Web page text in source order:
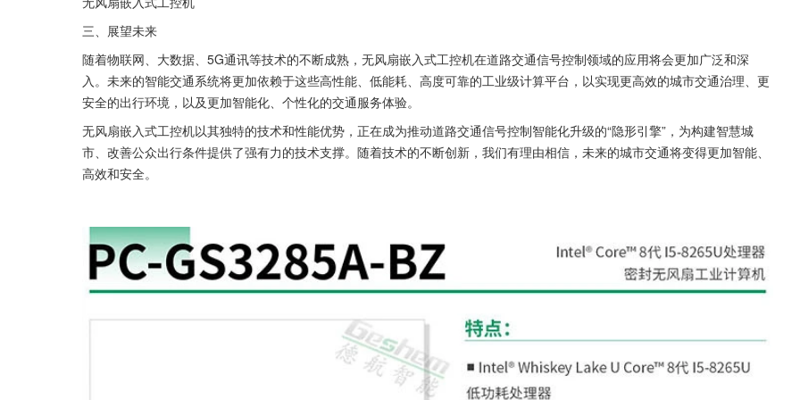
三、展望未来
随着物联网、大数据、5G通讯等技术的不断成熟，无风扇嵌入式工控机在道路交通信号控制领域的应用将会更加广泛和深
入。未来的智能交通系统将更加依赖于这些高性能、低能耗、高度可靠的工业级计算平台，以实现更高效的城市交通治理、更
安全的出行环境，以及更加智能化、个性化的交通服务体验。
无风扇嵌入式工控机以其独特的技术和性能优势，正在成为推动道路交通信号控制智能化升级的“隐形引擎”，为构建智慧城
市、改善公众出行条件提供了强有力的技术支撑。随着技术的不断创新，我们有理由相信，未来的城市交通将变得更加智能、
高效和安全。